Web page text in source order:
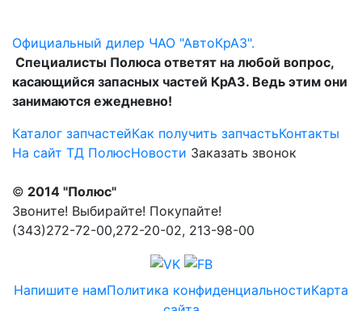
Официальный дилер ЧАО "АвтоКрАЗ".
Специалисты Полюса ответят на любой вопрос,
касающийся запасных частей КрАЗ. Ведь этим они
занимаются ежедневно!
Каталог запчастейКак получить запчастьКонтакты
На сайт ТД ПолюсНовости Заказать звонок
© 2014 "Полюс"
Звоните! Выбирайте! Покупайте!
(343)272-72-00,272-20-02, 213-98-00
Напишите намПолитика конфиденциальностиКарта